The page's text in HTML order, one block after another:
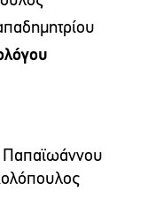
Παπαϊωάννου